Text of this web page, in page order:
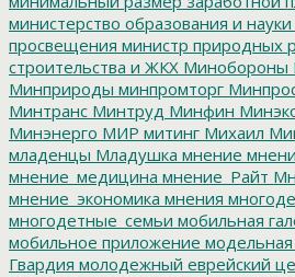
министерство образования и
просвещения министр природных
строительства и ЖКХ Минобороны
Минприроды минпромторг
Минтранс Минтруд Минфин
Минэнерго МИР митинг Михаил
младенцы Младушка мнение
мнение_медицина мнение_Райт
мнение_экономика мнения
многодетные_семьи мобильная
мобильное приложение
Гвардия молодежный еврейский